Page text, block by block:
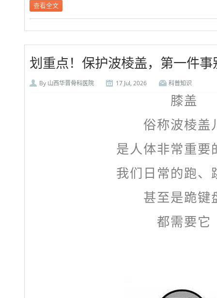
查看全文
划重点！保护波棱盖，第一件事
By 山西华晋骨科医院 17 Jul, 2026 科普知识
膝盖
俗称波棱盖
是人体非常重要
我们日常的跑、
甚至是跪键
都需要它